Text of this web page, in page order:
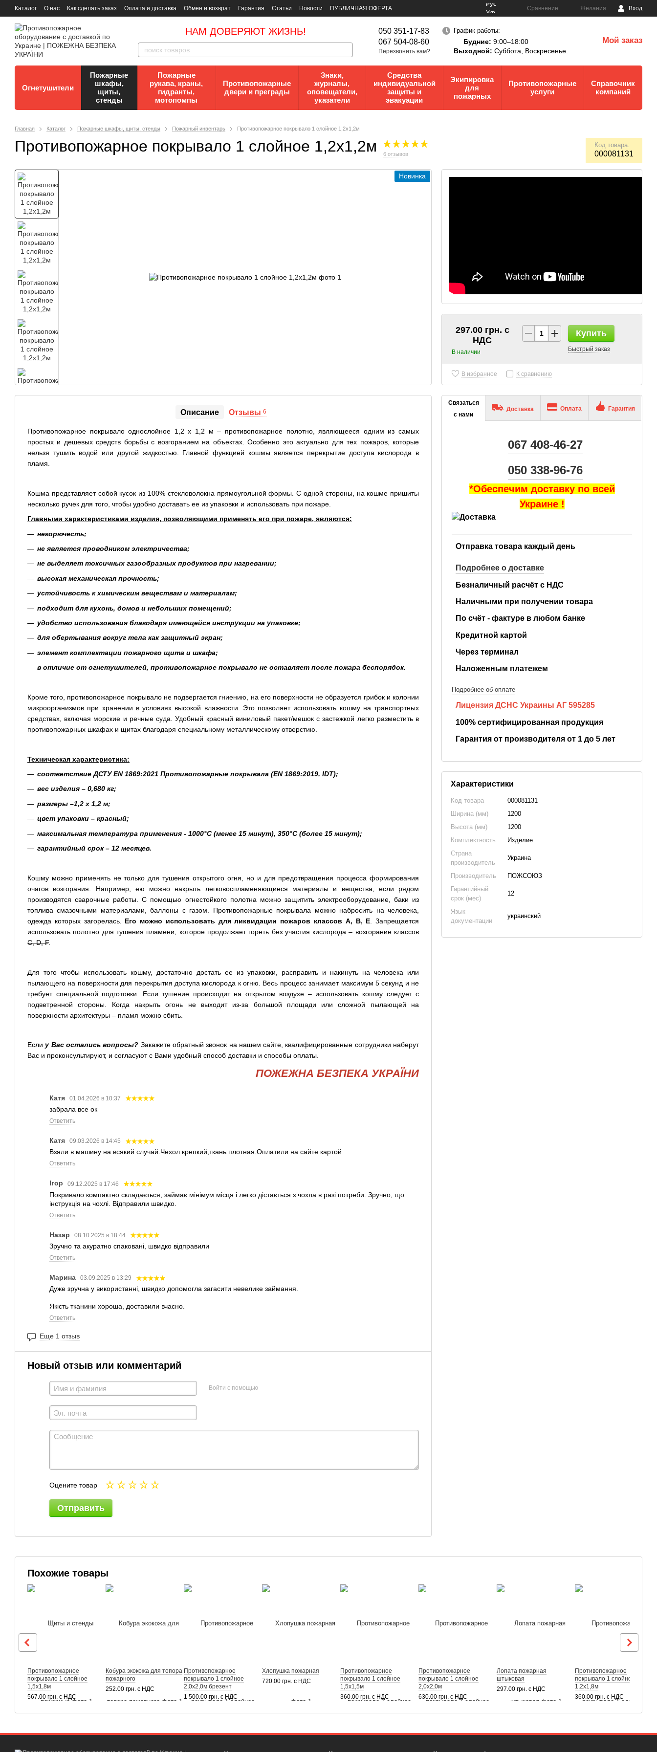
Каталог О нас Как сделать заказ Оплата и доставка Обмен и возврат Гарантия Статьи Новости
ПУБЛИЧНАЯ ОФЕРТА
Документы
Контакты Документы по пожарной безопасности
Рус
Укр
Сравнение Желания Вход
НАМ ДОВЕРЯЮТ ЖИЗНЬ!
050 351-17-83
067 504-08-60
Перезвонить вам?
График работы:
Будние: 9:00–18:00
Выходной: Суббота, Воскресенье.
Мой заказ
Огнетушители
Пожарные
шкафы,
щиты,
стенды
Пожарные
рукава, краны,
гидранты,
мотопомпы
Противопожарные
двери и преграды
Знаки,
журналы,
оповещатели,
указатели
Средства
индивидуальной
защиты и
эвакуации
Экипировка
для
пожарных
Противопожарные
услуги
Справочник
компаний
Главная Каталог Пожарные шкафы, щиты, стенды Пожарный инвентарь Противопожарное покрывало 1 слойное 1,2х1,2м
Противопожарное покрывало 1 слойное 1,2х1,2м 6 отзывов
Код товара:
000081131
Новинка
Описание Отзывы 6
Противопожарное покрывало однослойное 1,2 х 1,2 м – противопожарное полотно, являющееся одним из самых
простых и дешевых средств борьбы с возгоранием на объектах. Особенно это актуально для тех пожаров, которые
нельзя тушить водой или другой жидкостью. Главной функцией кошмы является перекрытие доступа кислорода в
пламя.
Кошма представляет собой кусок из 100% стекловолокна прямоугольной формы. С одной стороны, на кошме пришиты
несколько ручек для того, чтобы удобно доставать ее из упаковки и использовать при пожаре.
Главными характеристиками изделия, позволяющими применять его при пожаре, являются:
негорючесть;
не является проводником электричества;
не выделяет токсичных газообразных продуктов при нагревании;
высокая механическая прочность;
устойчивость к химическим веществам и материалам;
подходит для кухонь, домов и небольших помещений;
удобство использования благодаря имеющейся инструкции на упаковке;
для обертывания вокруг тела как защитный экран;
элемент комплектации пожарного щита и шкафа;
в отличие от огнетушителей, противопожарное покрывало не оставляет после пожара беспорядок.
Кроме того, противопожарное покрывало не подвергается гниению, на его поверхности не образуется грибок и колонии
микроорганизмов при хранении в условиях высокой влажности. Это позволяет использовать кошму на транспортных
средствах, включая морские и речные суда. Удобный красный виниловый пакет/мешок с застежкой легко разместить в
противопожарных шкафах и щитах благодаря специальному металлическому отверстию.
Техническая характеристика:
соответствие ДСТУ EN 1869:2021 Противопожарные покрывала (EN 1869:2019, IDT);
вес изделия – 0,680 кг;
размеры –1,2 х 1,2 м;
цвет упаковки – красный;
максимальная температура применения - 1000°C (менее 15 минут), 350°C (более 15 минут);
гарантийный срок – 12 месяцев.
Кошму можно применять не только для тушения открытого огня, но и для предотвращения процесса формирования
очагов возгорания. Например, ею можно накрыть легковоспламеняющиеся материалы и вещества, если рядом
производятся сварочные работы. С помощью огнестойкого полотна можно защитить электрооборудование, баки из
топлива смазочными материалами, баллоны с газом. Противопожарные покрывала можно набросить на человека,
одежда которых загорелась. Его можно использовать для ликвидации пожаров классов A, B, E . Запрещается
использовать полотно для тушения пламени, которое продолжает гореть без участия кислорода – возгорание классов
С, D, F.
Для того чтобы использовать кошму, достаточно достать ее из упаковки, расправить и накинуть на человека или
пылающего на поверхности для перекрытия доступа кислорода к огню. Весь процесс занимает максимум 5 секунд и не
требует специальной подготовки. Если тушение происходит на открытом воздухе – использовать кошму следует с
подветренной стороны. Когда накрыть огонь не выходит из-за большой площади или сложной пылающей на
поверхности архитектуры – пламя можно сбить.
Если у Вас остались вопросы? Закажите обратный звонок на нашем сайте, квалифицированные сотрудники наберут
Вас и проконсультируют, и согласуют с Вами удобный способ доставки и способы оплаты.
ПОЖЕЖНА БЕЗПЕКА УКРАЇНИ
Катя 01.04.2026 в 10:37
забрала все ок
Ответить
Катя 09.03.2026 в 14:45
Взяли в машину на всякий случай.Чехол крепкий,ткань плотная.Оплатили на сайте картой
Ответить
Ігор 09.12.2025 в 17:46
Покривало компактно складається, займає мінімум місця і легко дістається з чохла в разі потреби. Зручно, що
інструкція на чохлі. Відправили швидко.
Ответить
Назар 08.10.2025 в 18:44
Зручно та акуратно спаковані, швидко відправили
Ответить
Марина 03.09.2025 в 13:29
Дуже зручна у використанні, швидко допомогла загасити невелике займання.
Якість тканини хороша, доставили вчасно.
Ответить
Еще 1 отзыв
Новый отзыв или комментарий
Войти с помощью
Оцените товар
Отправить
297.00 грн. с
НДС
В наличии
Купить
Быстрый заказ
В избранное К сравнению
Связаться
с нами
Доставка Оплата Гарантия
067 408-46-27
050 338-96-76
*Обеспечим доставку по всей
Украине !
Отправка товара каждый день
Подробнее о доставке
Безналичный расчёт с НДС
Наличными при получении товара
По счёт - фактуре в любом банке
Кредитной картой
Через терминал
Наложенным платежем
Подробнее об оплате
Лицензия ДСНС Украины АГ 595285
100% сертифицированная продукция
Гарантия от производителя от 1 до 5 лет
Характеристики
Код товара
000081131
Ширина (мм)
1200
Высота (мм)
1200
Комплектность
Изделие
Страна
производитель
Украина
Производитель
ПОЖСОЮЗ
Гарантийный
срок (мес)
12
Язык
документации
украинский
Похожие товары
Противопожарное
покрывало 1 слойное
1,5х1,8м
567.00 грн. с НДС
Кобура экокожа для топора
пожарного
252.00 грн. с НДС
Противопожарное
покрывало 1 слойное
2,0х2,0м брезент
1 500.00 грн. с НДС
Хлопушка пожарная
720.00 грн. с НДС
Противопожарное
покрывало 1 слойное
1,5х1,5м
360.00 грн. с НДС
Противопожарное
покрывало 1 слойное
2,0х2,0м
630.00 грн. с НДС
Лопата пожарная
штыковая
297.00 грн. с НДС
Противопожарное
покрывало 1 слойное
1,2х1,8м
360.00 грн. с НДС